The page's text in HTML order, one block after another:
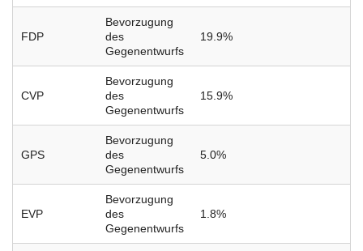
FDP
Bevorzugung
des
Gegenentwurfs
19.9%
CVP
Bevorzugung
des
Gegenentwurfs
15.9%
GPS
Bevorzugung
des
Gegenentwurfs
5.0%
EVP
Bevorzugung
des
Gegenentwurfs
1.8%